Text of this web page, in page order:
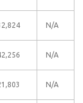
N/A
N/A
N/A